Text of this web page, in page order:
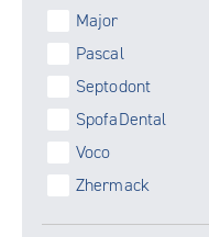
Major
Pascal
Septodont
SpofaDental
Voco
Zhermack